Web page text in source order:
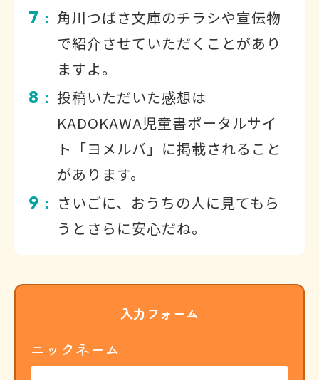
7 ： 角川つばさ文庫のチラシや宣伝物
で紹介させていただくことがあり
ますよ。
8 ： 投稿いただいた感想は
KADOKAWA児童書ポータルサイ
ト「ヨメルバ」に掲載されること
があります。
9 ：
さいごに、おうちの人に見てもら
うとさらに安心だね。
入力フォーム
ニックネーム